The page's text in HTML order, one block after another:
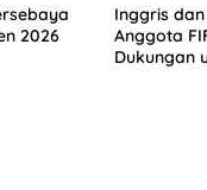
2026
Inggris
Anggota
Dukungan